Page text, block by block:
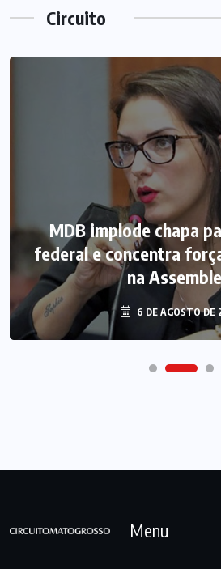
Circuito
MDB implode chapa
federal e concentra
na
6 DE AGOSTO DE
Menu